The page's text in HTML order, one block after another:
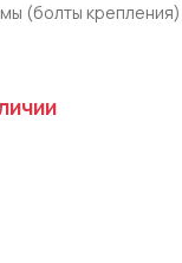
(болты крепления)